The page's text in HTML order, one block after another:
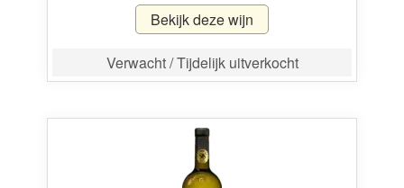
Bekijk deze wijn
Verwacht / Tijdelijk uitverkocht